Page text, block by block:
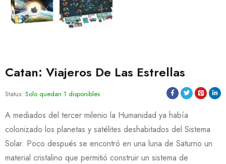
Catan: Viajeros De Las Estrellas
Status: Solo quedan 1 disponibles
A mediados del tercer milenio la Humanidad ya había
colonizado los planetas y satélites deshabitados del Sistema
Solar. Poco después se encontró en una luna de Saturno un
material cristalino que permitió construir un sistema de